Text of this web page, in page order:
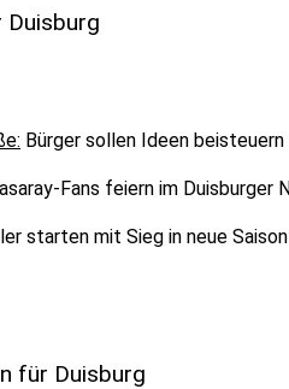
Duisburg
Bürger sollen Ideen beisteuern
Fans feiern im Duisburger
starten mit Sieg in neue Saison
für Duisburg